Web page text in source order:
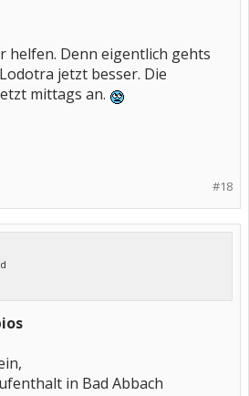
helfen. Denn eigentlich gehts
jetzt besser. Die
mittags an.
#18
in Bad Abbach